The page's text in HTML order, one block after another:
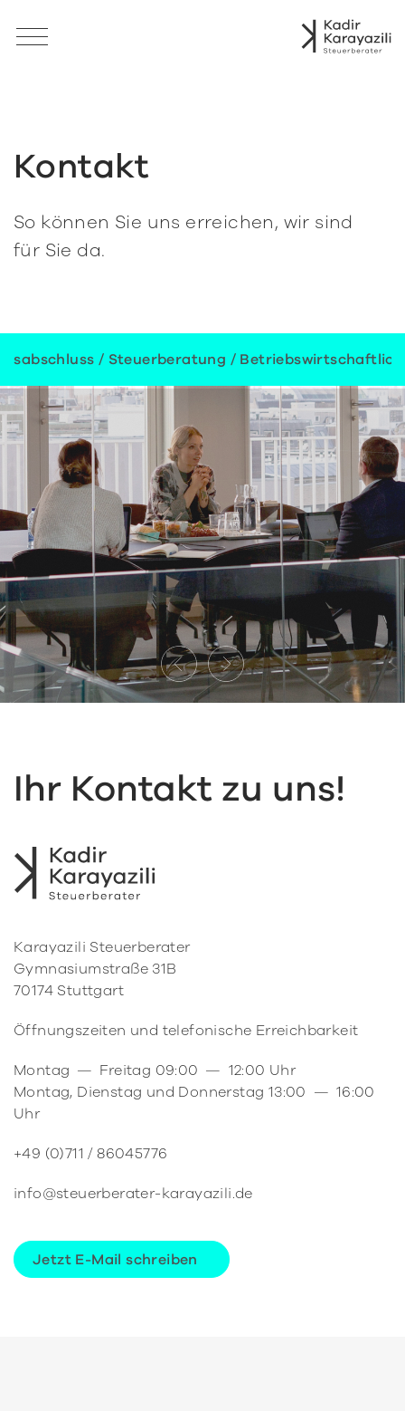
Kontakt
So können Sie uns erreichen, wir sind
für Sie da.
/ Steuerberatung / Betriebswirtschaftliche
Ihr Kontakt zu uns!
Karayazili Steuerberater
Gymnasiumstraße 31B
70174 Stuttgart
Öffnungszeiten und telefonische Erreichbarkeit
Montag — Freitag 09:00 — 12:00 Uhr
Montag, Dienstag und Donnerstag 13:00 — 16:00
Uhr
+49 (0)711 / 86045776
info@steuerberater-karayazili.de
Jetzt E-Mail schreiben